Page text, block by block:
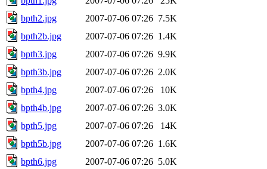
bpth2.jpg
2007-07-06 07:26 7.5K
bpth2b.jpg
2007-07-06 07:26 1.4K
bpth3.jpg
2007-07-06 07:26 9.9K
bpth3b.jpg
2007-07-06 07:26 2.0K
bpth4.jpg
2007-07-06 07:26
10K
bpth4b.jpg
2007-07-06 07:26 3.0K
bpth5.jpg
2007-07-06 07:26
14K
bpth5b.jpg
2007-07-06 07:26 1.6K
bpth6.jpg
2007-07-06 07:26 5.0K